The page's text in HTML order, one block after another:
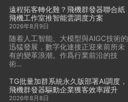
遠程拓客轉化難？飛機群發器聯合紙
飛機工作室推智能雲調度方案
2026年8月9日
随着人工智能、大模型與AIGC技術的
迅猛發展，數字化連接正迎來前所未
有的變革浪潮。作爲行業前沿的技
術...
TG批量加群系統永久版部署AI調度，
飛機群發器驅動企業獲客效率躍升
2026年8月8日